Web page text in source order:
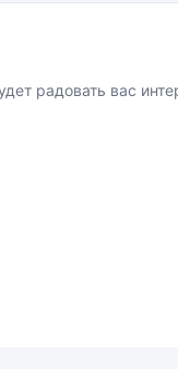
радовать вас